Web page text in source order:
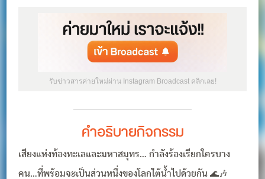
รับข่าวสารค่ายใหม่ผ่าน Instagram Broadcast คลิกเลย!
คำอธิบายกิจกรรม
เสียงแห่งท้องทะเลและมหาสมุทร… กำลังร้องเรียกใครบาง
คน…ที่พร้อมจะเป็นส่วนหนึ่งของโลกใต้น้ำไปด้วยกัน 🌊🎶